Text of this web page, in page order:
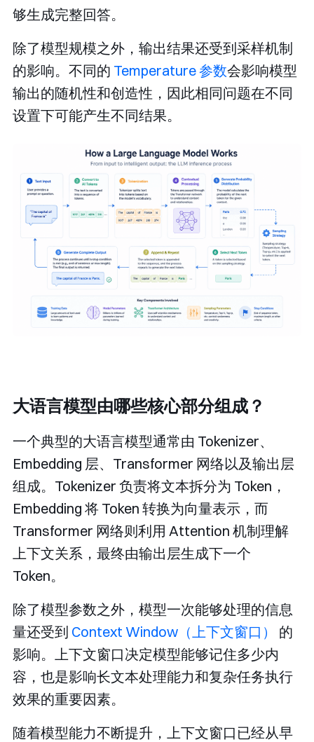
够生成完整回答。
除了模型规模之外，输出结果还受到采样机制
的影响。不同的 Temperature 参数会影响模型
输出的随机性和创造性，因此相同问题在不同
设置下可能产生不同结果。
大语言模型由哪些核心部分组成？
一个典型的大语言模型通常由 Tokenizer、
Embedding 层、Transformer 网络以及输出层
组成。Tokenizer 负责将文本拆分为 Token，
Embedding 将 Token 转换为向量表示，而
Transformer 网络则利用 Attention 机制理解
上下文关系，最终由输出层生成下一个
Token。
除了模型参数之外，模型一次能够处理的信息
量还受到 Context Window（上下文窗口）
的
影响。上下文窗口决定模型能够记住多少内
容，也是影响长文本处理能力和复杂任务执行
效果的重要因素。
随着模型能力不断提升，上下文窗口已经从早